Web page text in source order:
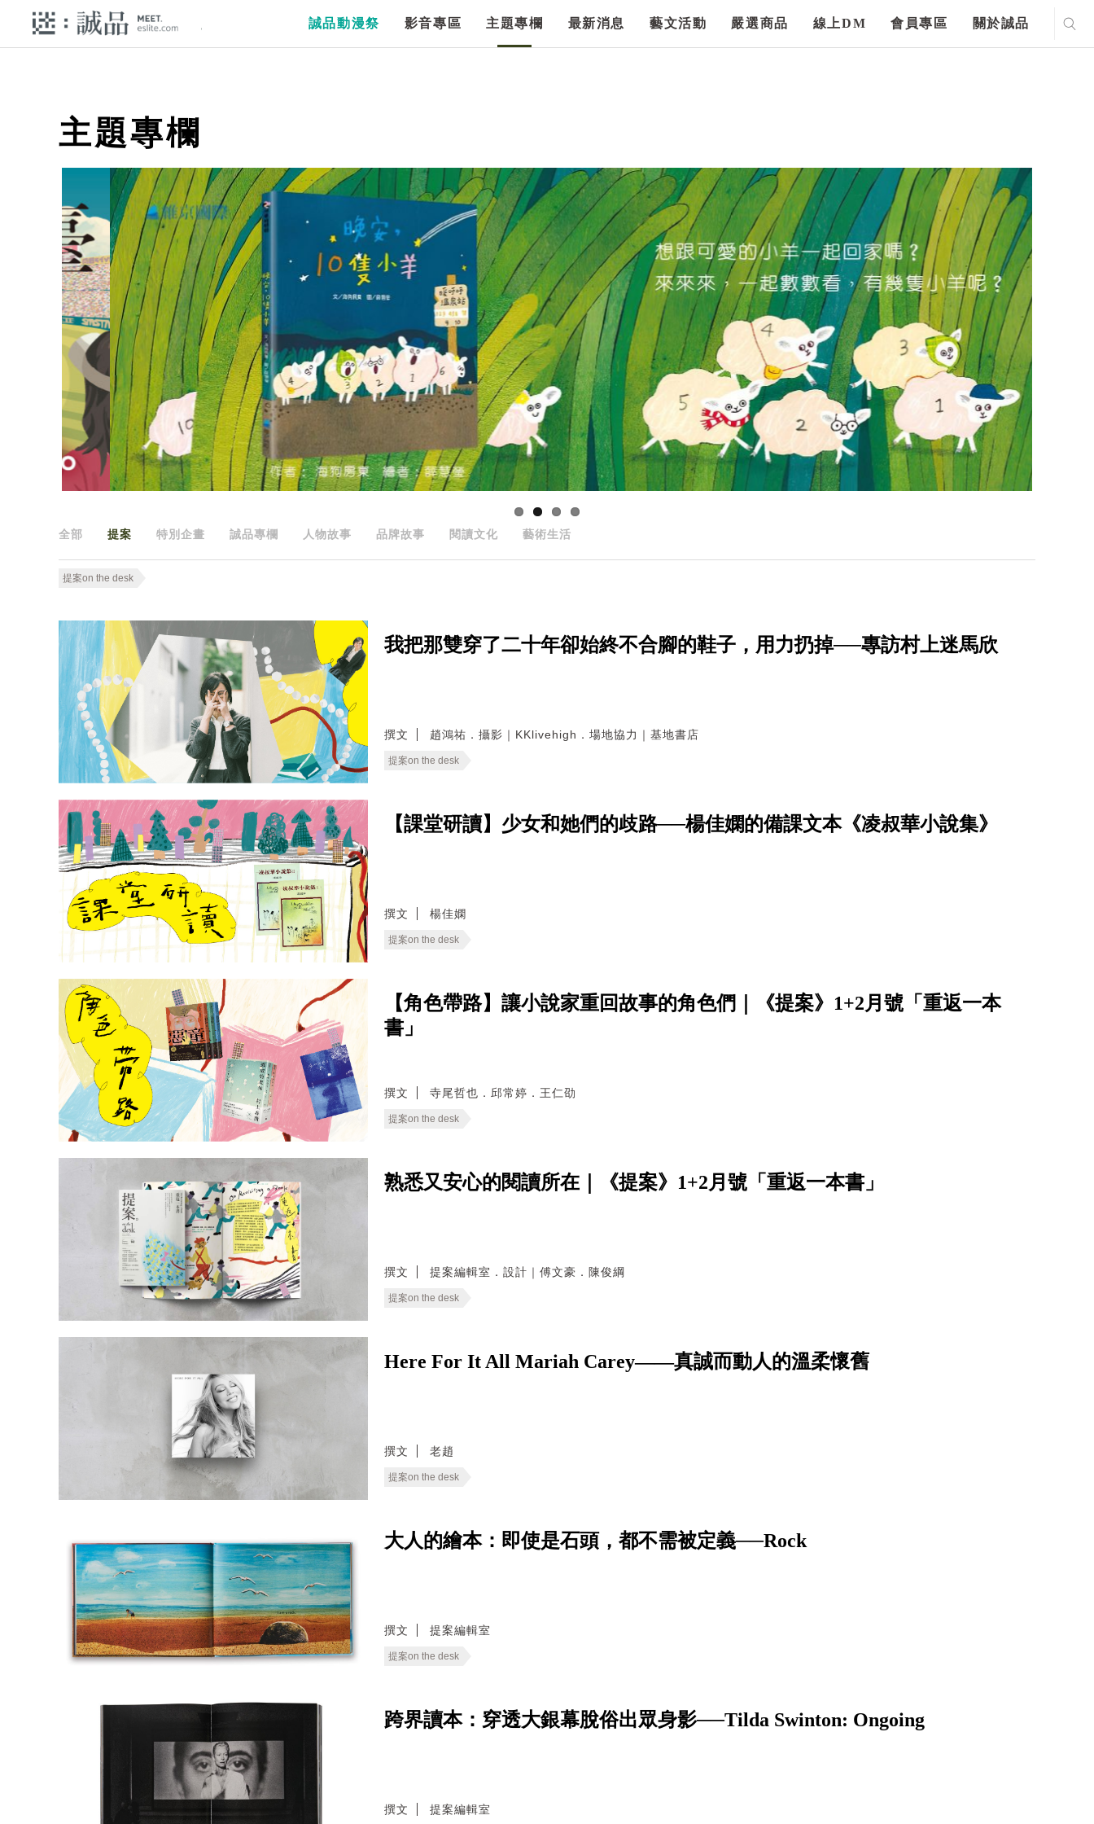
誠品動漫祭 影音專區 主題專欄 最新消息 藝文活動 嚴選商品 線上DM 會員專區 關於誠品
主題專欄
全部 提案 特別企畫 誠品專欄 人物故事 品牌故事 閱讀文化 藝術生活
提案on the desk
我把那雙穿了二十年卻始終不合腳的鞋子，用力扔掉──專訪村上迷馬欣
撰文 趙鴻祐．攝影｜KKlivehigh．場地協力｜基地書店
提案on the desk
【課堂研讀】少女和她們的歧路──楊佳嫻的備課文本《凌叔華小說集》
撰文 楊佳嫻
提案on the desk
【角色帶路】讓小說家重回故事的角色們｜《提案》1+2月號「重返一本
書」
撰文 寺尾哲也．邱常婷．王仁劭
提案on the desk
熟悉又安心的閱讀所在｜《提案》1+2月號「重返一本書」
撰文 提案編輯室．設計｜傅文豪．陳俊綱
提案on the desk
Here For It All Mariah Carey——真誠而動人的溫柔懷舊
撰文 老趙
提案on the desk
大人的繪本：即使是石頭，都不需被定義──Rock
撰文 提案編輯室
提案on the desk
跨界讀本：穿透大銀幕脫俗出眾身影──Tilda Swinton: Ongoing
撰文 提案編輯室